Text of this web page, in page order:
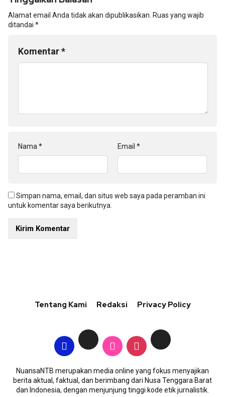
Alamat email Anda tidak akan dipublikasikan. Ruas yang wajib
ditandai *
Komentar*
Nama * Email *
Simpan nama, email, dan situs web saya pada peramban ini
untuk komentar saya berikutnya.
Tentang Kami Redaksi Privacy Policy
NuansaNTB merupakan media online yang fokus menyajikan
berita aktual, faktual, dan berimbang dari Nusa Tenggara Barat
dan Indonesia, dengan menjunjung tinggi kode etik jurnalistik.